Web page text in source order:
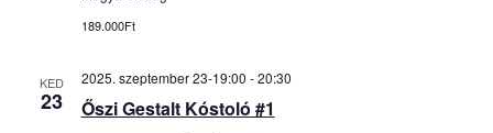
189.000Ft
KED
23 Őszi Gestalt Kóstoló #1
2025. szeptember 23-19:00 -20:30